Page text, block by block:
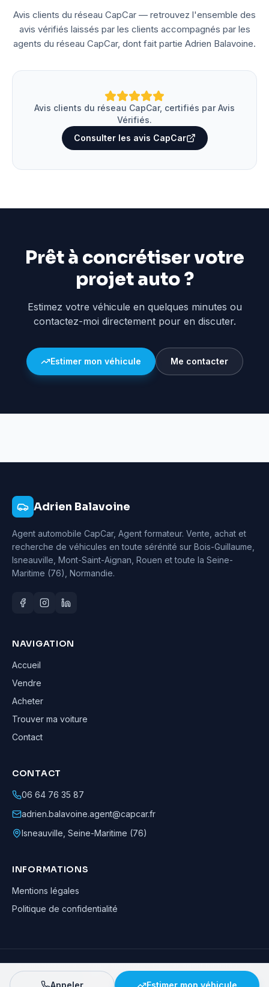
Avis clients du réseau CapCar — retrouvez l'ensemble des
avis vérifiés laissés par les clients accompagnés par les
agents du réseau CapCar, dont fait partie Adrien Balavoine.
Avis clients du réseau CapCar, certifiés par Avis
Vérifiés.
Consulter les avis CapCar
Prêt à concrétiser votre
projet auto ?
Estimez votre véhicule en quelques minutes ou
contactez-moi directement pour en discuter.
Estimer mon véhicule Me contacter
Adrien Balavoine
Agent automobile CapCar, Agent formateur. Vente, achat et
recherche de véhicules en toute sérénité sur Bois-Guillaume,
Isneauville, Mont-Saint-Aignan, Rouen et toute la Seine-
Maritime (76), Normandie.
NAVIGATION
Accueil
Vendre
Acheter
Trouver ma voiture
Contact
CONTACT
06 64 76 35 87
adrien.balavoine.agent@capcar.fr
Isneauville Seine-Maritime (76)
INFORMATIONS
Mentions légales
Politique de confidentialité
Adrien Balavoine—Agent automobile CapCar, Agent formateur· ©
· Tous droits réservés
Appeler Estimer mon véhicule